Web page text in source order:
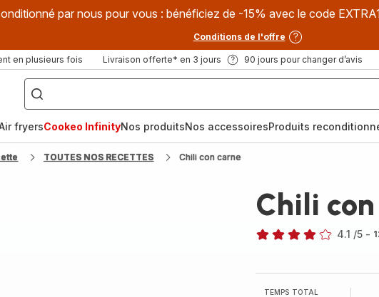
par nous pour vous : bénéficiez de -15% avec le code
Conditions de l'offre
en plusieurs fois Livraison offerte* en 3 jours 90 jours pour changer d’avis
["Que
recherchez-
vous
?",
fryer",
"Companion"]
fryersCookeo InfinityNos produitsNos accessoiresProduits
TOUTES NOS RECETTES Chili con carne
Chili
4.1 /5 -
TEMPS TOTAL